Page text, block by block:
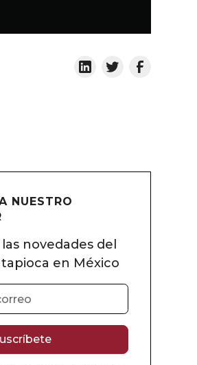
NUESTRO
novedades del
en México